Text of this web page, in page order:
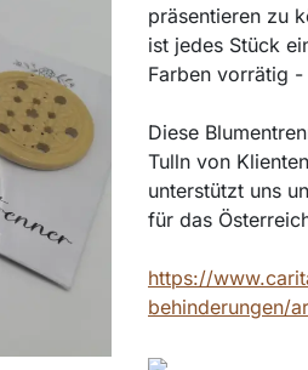
präsentieren zu
ist jedes Stück
Farben vorrätig
Diese
Tulln von
unterstützt uns
für das
https://
behinderungen/